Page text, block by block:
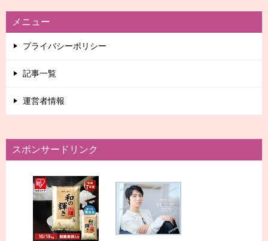
メニュー
プライバシーポリシー
記事一覧
運営者情報
スポンサードリンク